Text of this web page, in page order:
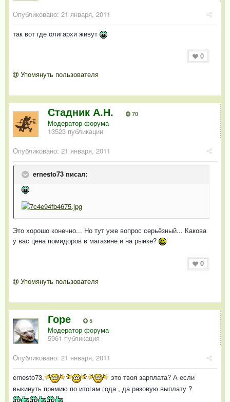
Опубликовано: 21 января, 2011
так вот где олигархи живут
0
Упомянуть пользователя
Стадник А.Н. 70
Модератор форума
13523 публикации
Опубликовано: 21 января, 2011
ernesto73 писал:
Это хорошо конечно... Но тут уже вопрос серьёзный... Какова
у вас цена помидоров в магазине и на рынке?
0
Упомянуть пользователя
Горе 5
Модератор форума
5961 публикация
Опубликовано: 21 января, 2011
ernesto73,
это твоя зарплата? А если
выкинуть премию по итогам года , да разовую выплату ?